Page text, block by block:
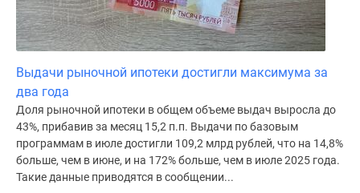
Выдачи рыночной ипотеки достигли максимума за
два года
Доля рыночной ипотеки в общем объеме выдач выросла до
43%, прибавив за месяц 15,2 п.п. Выдачи по базовым
программам в июле достигли 109,2 млрд рублей, что на 14,8%
больше, чем в июне, и на 172% больше, чем в июле 2025 года.
Такие данные приводятся в сообщении...